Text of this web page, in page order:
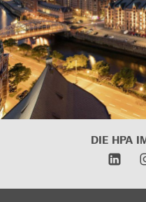
DIE HPA